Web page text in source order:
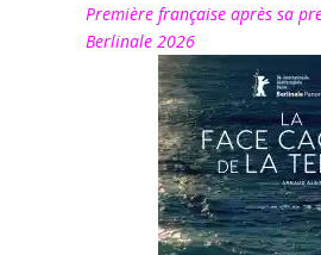
Première française après sa
Berlinale 2026